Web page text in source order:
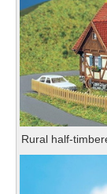
Rural half-